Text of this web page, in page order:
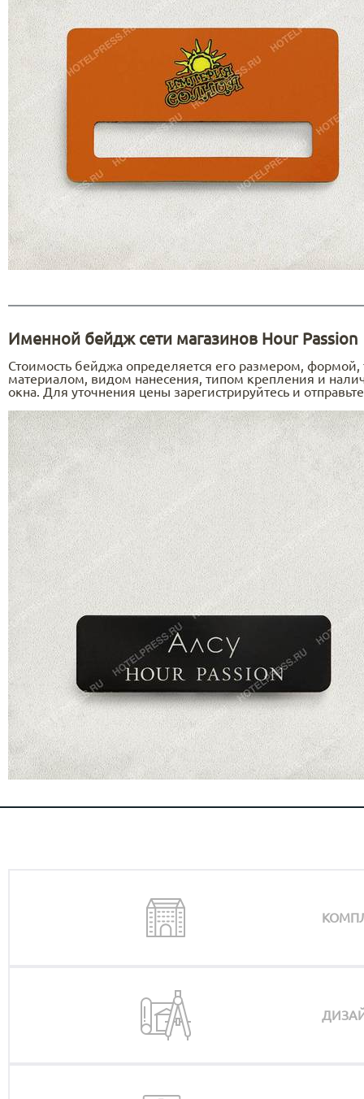
Именной бейдж сети магазинов Hour Passion
Стоимость бейджа определяется его размером,
материалом, видом нанесения, типом крепления и
окна. Для уточнения цены зарегистрируйтесь и